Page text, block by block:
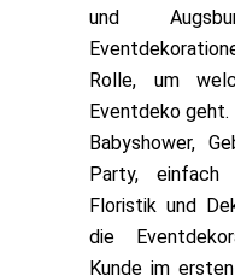
und
Rolle, um
Eventdeko
Babyshower,
Party,
Floristik und
die
Kunde im